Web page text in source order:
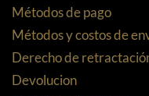
Métodos de pago
Métodos y costos de
Derecho de
Devolucion